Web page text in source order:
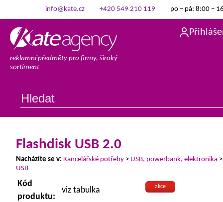
info@kate.cz +420 549 210 119 po – pá: 8:00 –
reklamní předměty pro firmy, široký
sortiment
Flashdisk USB 2.0
Nacházíte se v: Kancelářské potřeby > USB, powerbank, elektronika
USB
akce
Kód
produktu:
viz tabulka